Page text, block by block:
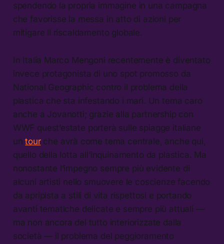
spendendo la propria immagine in una campagna
che favorisse la messa in atto di azioni per
mitigare il riscaldamento globale.
In Italia Marco Mengoni recentemente è diventato
invece protagonista di uno spot promosso da
National Geographic contro il problema della
plastica che sta infestando i mari. Un tema caro
anche a Jovanotti; grazie alla partnership con
WWF quest’estate porterà sulle spiagge italiane
untourche avrà come tema centrale, anche qui,
quello della lotta all’inquinamento da plastica. Ma
nonostante l’impegno sempre più evidente di
alcuni artisti nello smuovere le coscienze facendo
da apripista a stili di vita rispettosi e portando
avanti tematiche delicate e sempre più attuali —
ma non ancora del tutto interiorizzate dalla
società — il problema del peggioramento